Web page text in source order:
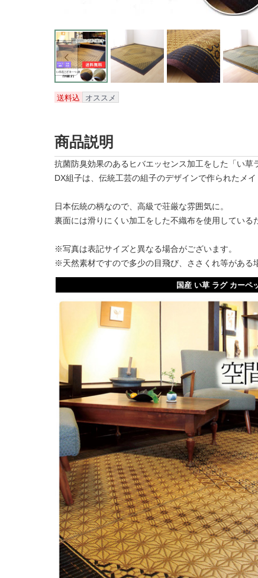
送料込 オススメ
商品説明
抗菌防臭効果のあるヒバエッセンス加工をした「い草
DX組子は、伝統工芸の組子のデザインで作られたメイ
日本伝統の柄なので、高級で荘厳な雰囲気に。
裏面には滑りにくい加工をした不織布を使用している
※写真は表記サイズと異なる場合がございます。
※天然素材ですので多少の目飛び、ささくれ等がある
国産 い草 ラグ カーペ